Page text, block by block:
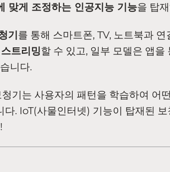
맞게 조정하는 인공지능 기능을 탑
기를 통해 스마트폰, TV, 노트북과
트리밍할 수 있고, 일부 모델은 앱
니다.
기는 사용자의 패턴을 학습하여 어
다. IoT(사물인터넷) 기능이 탑재된